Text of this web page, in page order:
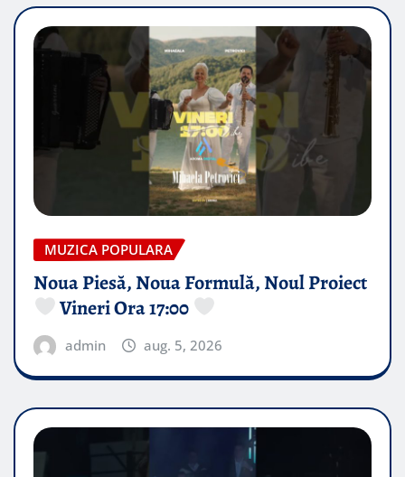
MUZICA POPULARA
Noua Piesă, Noua Formulă, Noul Proiect
Vineri Ora 17:00
admin aug. 5, 2026